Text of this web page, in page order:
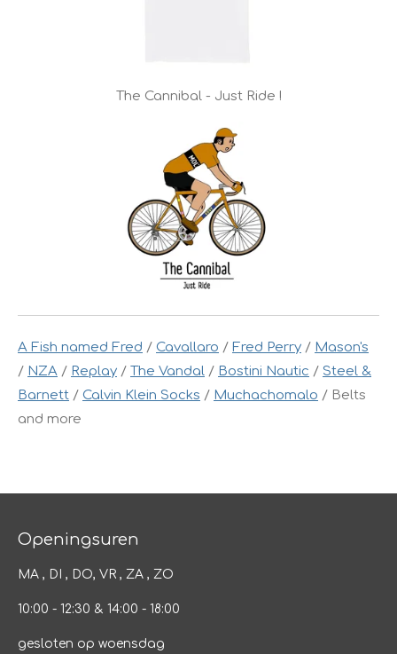
The Cannibal - Just Ride !
A Fish named Fred / Cavallaro / Fred Perry / Mason's
/ NZA / Replay / The Vandal / Bostini Nautic / Steel &
Barnett / Calvin Klein Socks / Muchachomalo / Belts
and more
Openingsuren
MA , DI , DO, VR , ZA , ZO
10:00 - 12:30 & 14:00 - 18:00
gesloten op woensdag